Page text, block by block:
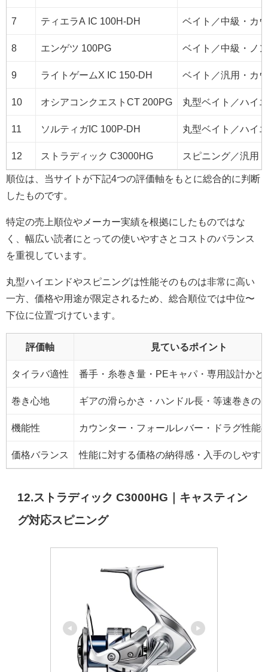
7 ティエラA IC 100H-DH ベイト／中級・カ
8 エンゲツ 100PG ベイト／中級・ノ
9 ライトゲームX IC 150-DH ベイト／汎用・カ
10 オシアコンクエストCT 200PG 丸型ベイト／ハイ
11 ソルティガIC 100P-DH 丸型ベイト／ハイ
12 ストラディック C3000HG スピニング／汎用
順位は、当サイトが下記4つの評価軸をもとに総合的に判断
したものです。
特定の売上順位やメーカー実績を根拠にしたものではな
く、幅広い読者にとっての使いやすさとコストのバランス
を重視しています。
丸型ハイエンドやスピニングは性能そのものは非常に高い
一方、価格や用途が限定されるため、総合順位では中位〜
下位に位置づけています。
評価軸 見ているポイント
タイラバ適性 番手・糸巻き量・PEキャパ・専用設計かど
巻き心地 ギアの滑らかさ・ハンドル長・等速巻きの
機能性 カウンター・フォールレバー・ドラグ性能
価格バランス 性能に対する価格の納得感・入手のしやす
12.ストラディック C3000HG｜キャスティン
グ対応スピニング